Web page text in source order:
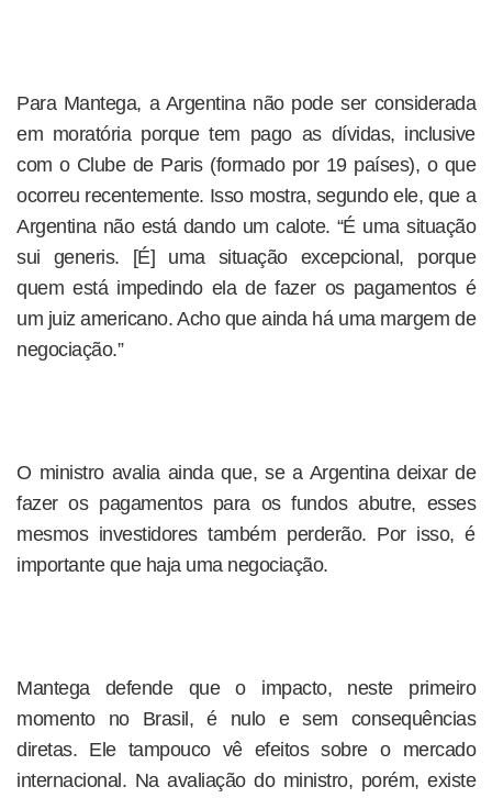
Para Mantega, a Argentina não pode ser considerada
em moratória porque tem pago as dívidas, inclusive
com o Clube de Paris (formado por 19 países), o que
ocorreu recentemente. Isso mostra, segundo ele, que a
Argentina não está dando um calote. “É uma situação
sui generis. [É] uma situação excepcional, porque
quem está impedindo ela de fazer os pagamentos é
um juiz americano. Acho que ainda há uma margem de
negociação.”
O ministro avalia ainda que, se a Argentina deixar de
fazer os pagamentos para os fundos abutre, esses
mesmos investidores também perderão. Por isso, é
importante que haja uma negociação.
Mantega defende que o impacto, neste primeiro
momento no Brasil, é nulo e sem consequências
diretas. Ele tampouco vê efeitos sobre o mercado
internacional. Na avaliação do ministro, porém, existe